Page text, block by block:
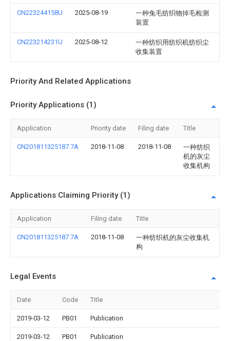
CN223244158U 2025-08-19
一种兔毛纺织物掉毛检测
装置
CN223214231U 2025-08-12
一种纺织用纺织机纺织尘
收集装置
Priority And Related Applications
Priority Applications (1)
Application Priority date Filing date Title
CN201811325187.7A 2018-11-08 2018-11-08
一种纺织
机的灰尘
收集机构
Applications Claiming Priority (1)
Application Filing date Title
CN201811325187.7A 2018-11-08
一种纺织机的灰尘收集机
构
Legal Events
Date Code Title
2019-03-12 PB01 Publication
2019-03-12 PB01 Publication